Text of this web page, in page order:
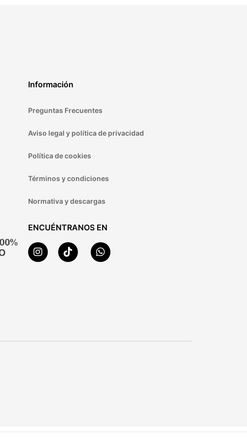
Información
Preguntas Frecuentes
Aviso legal y política de privacidad
Política de cookies
Términos y condiciones
Normativa y descargas
ENCUÉNTRANOS EN